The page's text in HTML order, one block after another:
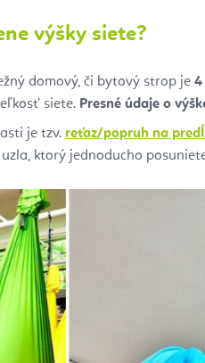
výšky siete?
domový, či bytový strop je 4
siete. Presné údaje o
je tzv. reťaz/popruh na
ktorý jednoducho